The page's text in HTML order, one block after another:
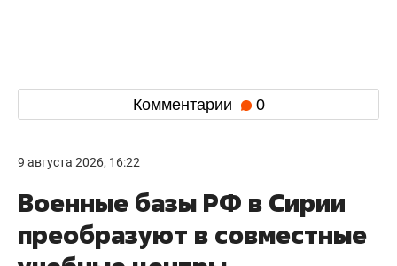
Комментарии 0
9 августа 2026, 16:22
Военные базы РФ в Сирии
преобразуют в совместные